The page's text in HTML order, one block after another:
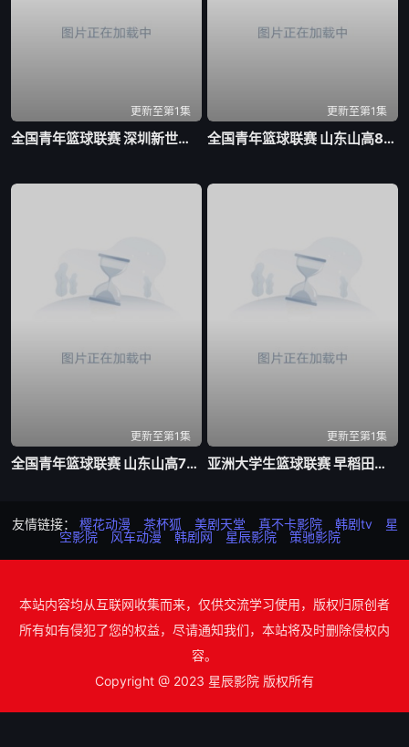
更新至第1集
全国青年篮球联赛 深圳新世纪83-72北京首钢20260804
更新至第1集
全国青年篮球联赛 山东山高83-70龙狮青年20260804
更新至第1集
全国青年篮球联赛 山东山高79-59新疆广汇20260803
更新至第1集
亚洲大学生篮球联赛 早稻田大学VS清华大学20260804
友情链接： 樱花动漫 茶杯狐 美剧天堂 真不卡影院 韩剧tv
星
空影院
风车动漫 韩剧网 星辰影院 策驰影院
本站内容均从互联网收集而来，仅供交流学习使用，版权归原创者
所有如有侵犯了您的权益，尽请通知我们，本站将及时删除侵权内
容。
Copyright @ 2023 星辰影院 版权所有